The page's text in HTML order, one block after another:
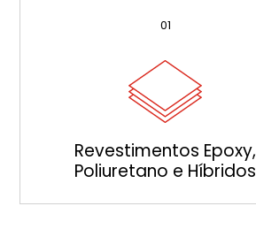
01
Revestimentos Epoxy,
Poliuretano e Híbridos